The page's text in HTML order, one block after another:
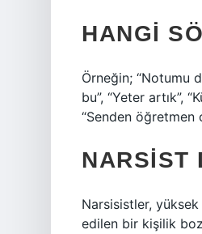
HANGI
Örneğin; “Notumu
bu”, “Yeter artık”,
“Senden
NARSIST
Narsisistler,
edilen bir kişilik